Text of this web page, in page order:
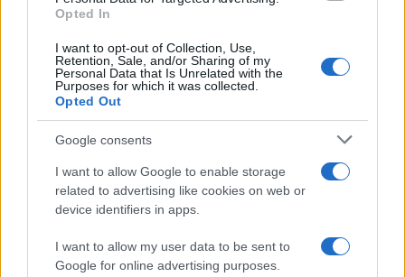
Opted In
I want to opt-out of Collection, Use,
Retention, Sale, and/or Sharing of my
Personal Data that Is Unrelated with the
Purposes for which it was collected.
Opted Out
Google consents
I want to allow Google to enable storage
related to advertising like cookies on web or
device identifiers in apps.
I want to allow my user data to be sent to
Google for online advertising purposes.